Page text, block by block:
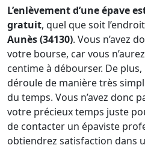
L’enlèvement d’une épave
gratuit, quel que soit
Aunès (34130). Vous n’avez
votre bourse, car vous
centime à débourser. De plus,
déroule de manière très
du temps. Vous n’avez donc
votre précieux temps juste
de contacter un épaviste
obtiendrez satisfaction dans